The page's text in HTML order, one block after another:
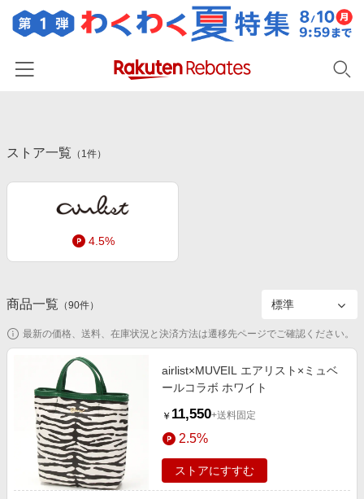
カテゴリー一覧
百貨店・総合ECモール
ファッション・インナー・小物
食品・スイーツ・お酒
家電・PC・スマホ・カメラ
スポーツ・アウトドア・ゴルフ
インテリア・寝具
ペット・花・DIY・車
旅行・レジャー・ホテル予約
初回購入者限定特典
新着ストアのご紹介
電子書籍特集
楽天ペイ導入ストア
楽天サービス特集
旅行特集
お中元特集2026
わくわく夏特集
とことん買い物チャレンジ
友達紹介
楽天IDでログイン/会員登録
ストア一覧 （ 1件）
4.5%
商品一覧 （90件）
最新の価格、送料、在庫状況と決済方法は遷移先ページでご確認ください。
airlist×MUVEIL エアリスト×ミュベ
ールコラボ ホワイト
￥ 11,550+送料固定
2.5%
ストアにすすむ